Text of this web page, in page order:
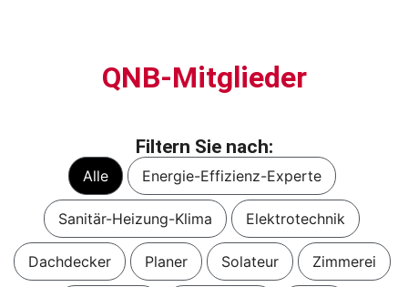
QNB-Mitglieder
Filtern Sie nach:
Alle Energie-Effizienz-Experte
Sanitär-Heizung-Klima Elektrotechnik
Dachdecker Planer Solateur Zimmerei